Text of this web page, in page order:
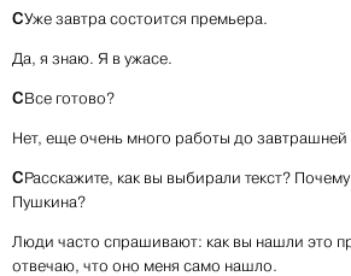
СУже завтра состоится премьера.
Да, я знаю. Я в ужасе.
СВсе готово?
Нет, еще очень много работы до
СРасскажите, как вы выбирали текст?
Пушкина?
Люди часто спрашивают: как вы нашли это
отвечаю, что оно меня само нашло.